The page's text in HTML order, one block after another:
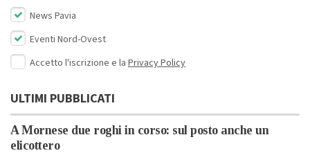
News Pavia
Eventi Nord-Ovest
Accetto l'iscrizione e la Privacy Policy
ULTIMI PUBBLICATI
A Mornese due roghi in corso: sul posto anche un
elicottero